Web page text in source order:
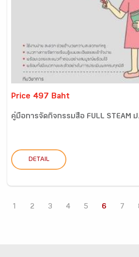
Price 497 Baht
คู่มือการจัดกิจกรรมสื่อ FULL STEAM ป
DETAIL
1 2 3 4 5 6 7